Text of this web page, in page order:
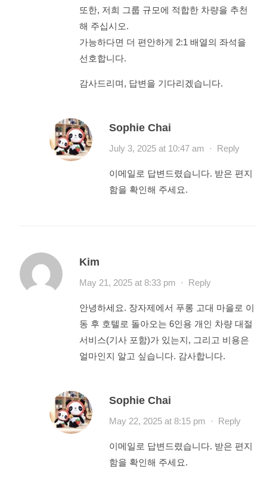
또한, 저희 그룹 규모에 적합한 차량을 추천
해 주십시오.
가능하다면 더 편안하게 2:1 배열의 좌석을
선호합니다.
감사드리며, 답변을 기다리겠습니다.
Sophie Chai
July 3, 2025 at 10:47 am · Reply
이메일로 답변드렸습니다. 받은 편지
함을 확인해 주세요.
Kim
May 21, 2025 at 8:33 pm · Reply
안녕하세요. 장자제에서 푸롱 고대 마을로 이
동 후 호텔로 돌아오는 6인용 개인 차량 대절
서비스(기사 포함)가 있는지, 그리고 비용은
얼마인지 알고 싶습니다. 감사합니다.
Sophie Chai
May 22, 2025 at 8:15 pm · Reply
이메일로 답변드렸습니다. 받은 편지
함을 확인해 주세요.